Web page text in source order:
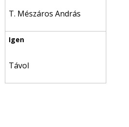
T. Mészáros András
Távol